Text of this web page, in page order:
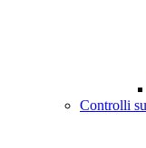
Controlli